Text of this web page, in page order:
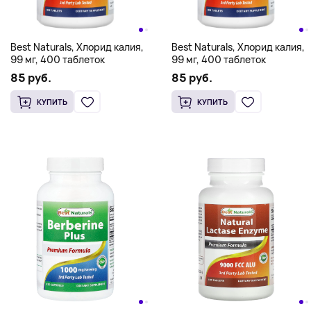
Best Naturals, Хлорид калия,
99 мг, 400 таблеток
85 руб.
КУПИТЬ
Best Naturals, Хлорид калия,
99 мг, 400 таблеток
85 руб.
КУПИТЬ